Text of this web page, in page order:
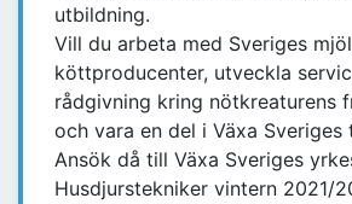
utbildning.
Vill du arbeta med Sveriges
köttproducenter, utveckla
rådgivning kring nötkreaturens
och vara en del i Växa Sveriges
Ansök då till Växa Sveriges
Husdjurstekniker vintern 2021/